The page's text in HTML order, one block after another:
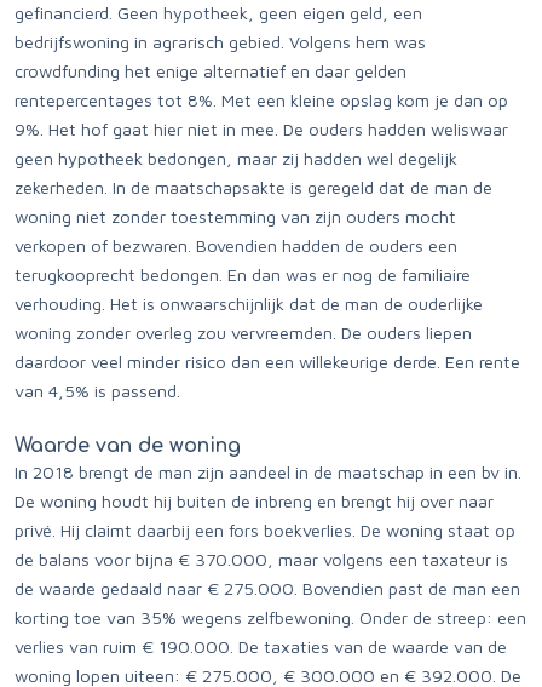
gefinancierd. Geen hypotheek, geen eigen geld, een
bedrijfswoning in agrarisch gebied. Volgens hem was
crowdfunding het enige alternatief en daar gelden
rentepercentages tot 8%. Met een kleine opslag kom je dan op
9%. Het hof gaat hier niet in mee. De ouders hadden weliswaar
geen hypotheek bedongen, maar zij hadden wel degelijk
zekerheden. In de maatschapsakte is geregeld dat de man de
woning niet zonder toestemming van zijn ouders mocht
verkopen of bezwaren. Bovendien hadden de ouders een
terugkooprecht bedongen. En dan was er nog de familiaire
verhouding. Het is onwaarschijnlijk dat de man de ouderlijke
woning zonder overleg zou vervreemden. De ouders liepen
daardoor veel minder risico dan een willekeurige derde. Een rente
van 4,5% is passend.
Waarde van de woning
In 2018 brengt de man zijn aandeel in de maatschap in een bv in.
De woning houdt hij buiten de inbreng en brengt hij over naar
privé. Hij claimt daarbij een fors boekverlies. De woning staat op
de balans voor bijna € 370.000, maar volgens een taxateur is
de waarde gedaald naar € 275.000. Bovendien past de man een
korting toe van 35% wegens zelfbewoning. Onder de streep: een
verlies van ruim € 190.000. De taxaties van de waarde van de
woning lopen uiteen: € 275.000, € 300.000 en € 392.000. De